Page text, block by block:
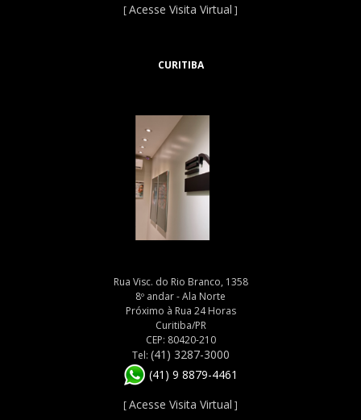
[Acesse Visita Virtual ]
CURITIBA
Rua Visc. do Rio Branco, 1358
8º andar - Ala Norte
Próximo à Rua 24 Horas
Curitiba/PR
CEP: 80420-210
Tel: (41) 3287-3000
(41) 9 8879-4461
[Acesse Visita Virtual ]